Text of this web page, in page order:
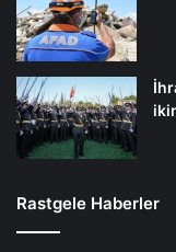
Rastgele Haberler